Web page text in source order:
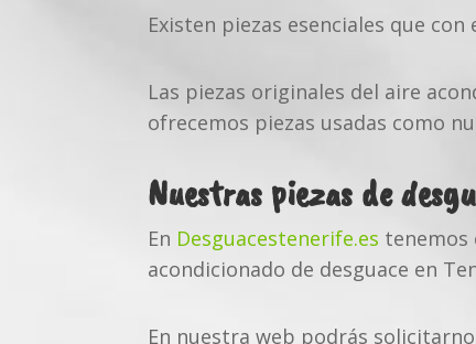
Existen piezas esenciales que
Las piezas originales del aire
ofrecemos piezas usadas como
Nuestras piezas de
En Desguacestenerife.es tenemos
acondicionado de desguace en
En nuestra web podrás